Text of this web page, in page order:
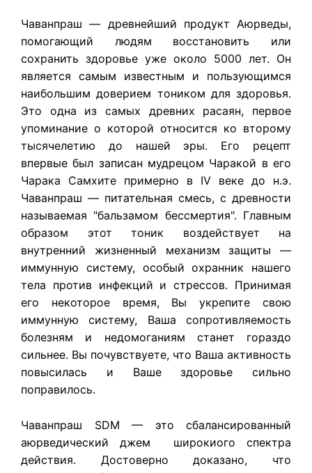
Чаванпраш — древнейший продукт Аюрведы,
помогающий людям восстановить или
сохранить здоровье уже около 5000 лет. Он
является самым известным и пользующимся
наибольшим доверием тоником для здоровья.
Это одна из самых древних расаян, первое
упоминание о которой относится ко второму
тысячелетию до нашей эры. Его рецепт
впервые был записан мудрецом Чаракой в его
Чарака Самхите примерно в IV веке до н.э.
Чаванпраш — питательная смесь, с древности
называемая "бальзамом бессмертия". Главным
образом этот тоник воздействует на
внутренний жизненный механизм защиты —
иммунную систему, особый охранник нашего
тела против инфекций и стрессов. Принимая
его некоторое время, Вы укрепите свою
иммунную систему, Ваша сопротивляемость
болезням и недомоганиям станет гораздо
сильнее. Вы почувствуете, что Ваша активность
повысилась и Ваше здоровье сильно
поправилось.
Чаванпраш SDM — это сбалансированный
аюрведический джем широкиого спектра
действия. Достоверно доказано, что